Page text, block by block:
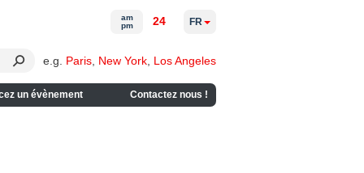
e.g. Paris New York Los Angeles
un évènement Contactez nous !
am
pm
24 FR